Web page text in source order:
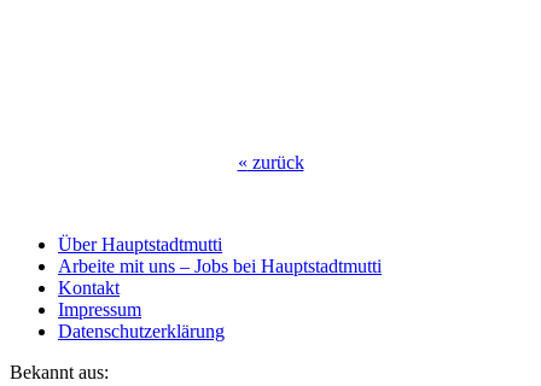
« zurück
Über Hauptstadtmutti
Arbeite mit uns – Jobs bei Hauptstadtmutti
Kontakt
Impressum
Datenschutzerklärung
Bekannt aus: